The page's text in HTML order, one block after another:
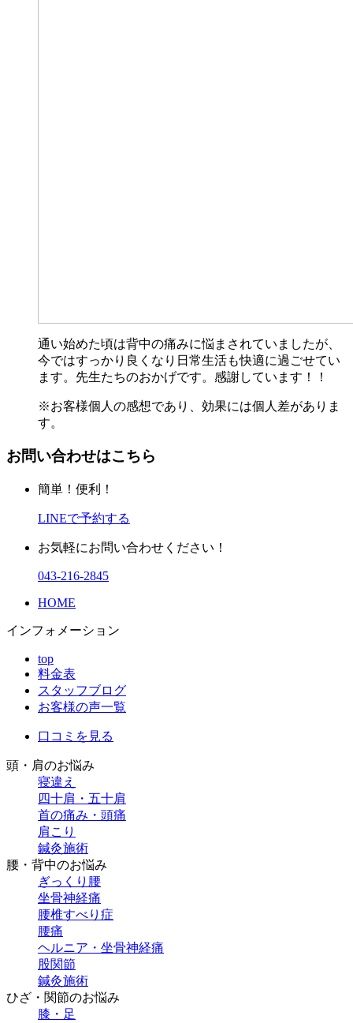
通い始めた頃は背中の痛みに悩まされていましたが、
今ではすっかり良くなり日常生活も快適に過ごせてい
ます。先生たちのおかげです。感謝しています！！
※お客様個人の感想であり、効果には個人差がありま
す。
お問い合わせはこちら
簡単！便利！
LINEで予約する
お気軽にお問い合わせください！
043-216-2845
HOME
インフォメーション
top
料金表
スタッフブログ
お客様の声一覧
口コミを見る
頭・肩のお悩み
寝違え
四十肩・五十肩
首の痛み・頭痛
肩こり
鍼灸施術
腰・背中のお悩み
ぎっくり腰
坐骨神経痛
腰椎すべり症
腰痛
ヘルニア・坐骨神経痛
股関節
鍼灸施術
ひざ・関節のお悩み
膝・足